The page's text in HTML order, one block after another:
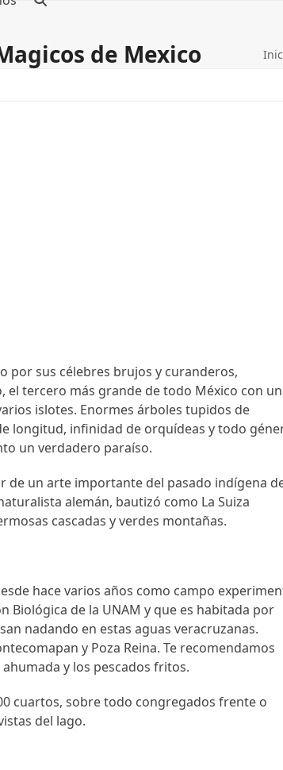
de Mexico
por sus célebres brujos y curanderos,
el tercero más grande de todo México con
islotes. Enormes árboles tupidos de
longitud, infinidad de orquídeas y todo
un verdadero paraíso.
de un arte importante del pasado indígena
alemán, bautizó como La Suiza
cascadas y verdes montañas.
hace varios años como campo
Biológica de la UNAM y que es habitada por
nadando en estas aguas veracruzanas.
y Poza Reina. Te recomendamos
y los pescados fritos.
cuartos, sobre todo congregados frente o
del lago.